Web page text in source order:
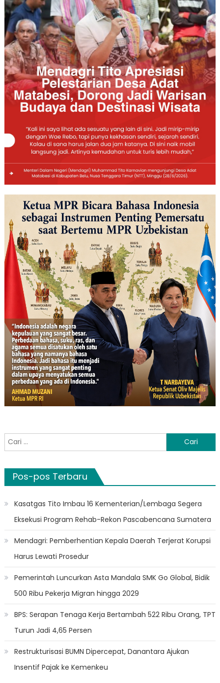
Cari
untuk:
Pos-pos Terbaru
Kasatgas Tito Imbau 16 Kementerian/Lembaga Segera
Eksekusi Program Rehab-Rekon Pascabencana Sumatera
Mendagri: Pemberhentian Kepala Daerah Terjerat Korupsi
Harus Lewati Prosedur
Pemerintah Luncurkan Asta Mandala SMK Go Global, Bidik
500 Ribu Pekerja Migran hingga 2029
BPS: Serapan Tenaga Kerja Bertambah 522 Ribu Orang, TPT
Turun Jadi 4,65 Persen
Restrukturisasi BUMN Dipercepat, Danantara Ajukan
Insentif Pajak ke Kemenkeu